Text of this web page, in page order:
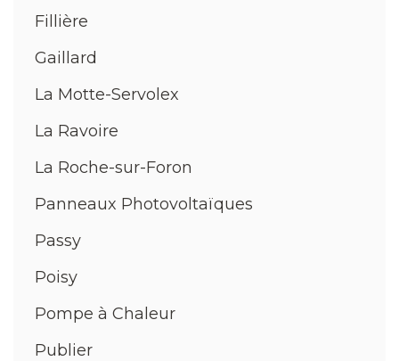
Fillière
Gaillard
La Motte-Servolex
La Ravoire
La Roche-sur-Foron
Panneaux Photovoltaïques
Passy
Poisy
Pompe à Chaleur
Publier